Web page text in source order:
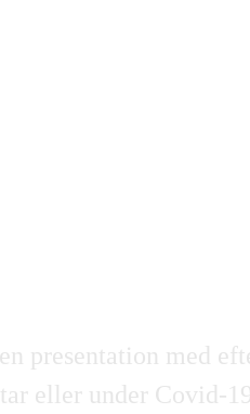
presentation med
eller under Covid-